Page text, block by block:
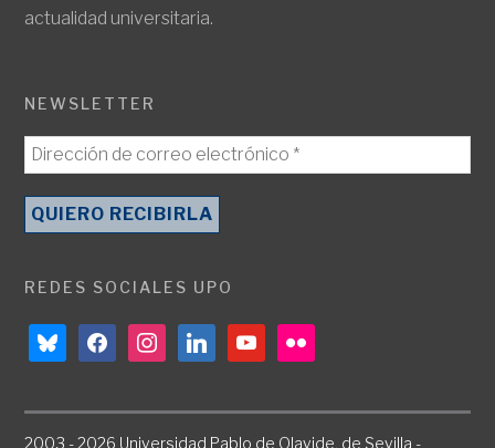
actualidad universitaria.
NEWSLETTER
REDES SOCIALES UPO
blueskyfacebookinstagramlinkedinyoutubeflickr
2003 - 2026 Universidad Pablo de Olavide, de Sevilla -